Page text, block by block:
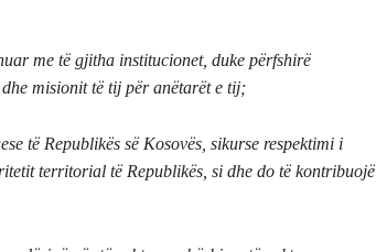
me të gjitha institucionet, duke përfshirë
misionit të tij për anëtarët e tij;
të Republikës së Kosovës, sikurse respektimi i
territorial të Republikës, si dhe do të kontribuojë